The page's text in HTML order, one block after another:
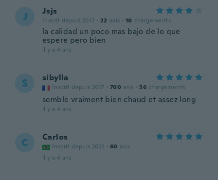
J Jsjs
Inscrit depuis 2017 · 22 avis · 10 chargements
la calidad un poco mas bajo de lo que
espere pero bien
il y a 4 ans
S sibylla
Inscrit depuis 2017 · 700 avis · 56 chargements
semble vraiment bien chaud et assez long
il y a 4 ans
C Carlos
Inscrit depuis 2021 · 60 avis
il y a 4 ans